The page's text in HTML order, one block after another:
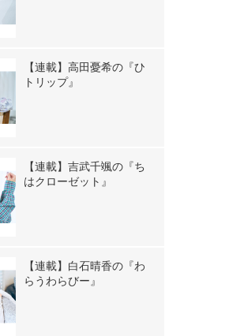
【連載】高田憂希の『ひ
トリップ』
【連載】吉武千颯の『ち
はクローゼット』
【連載】白石晴香の『わ
らうわらびー』